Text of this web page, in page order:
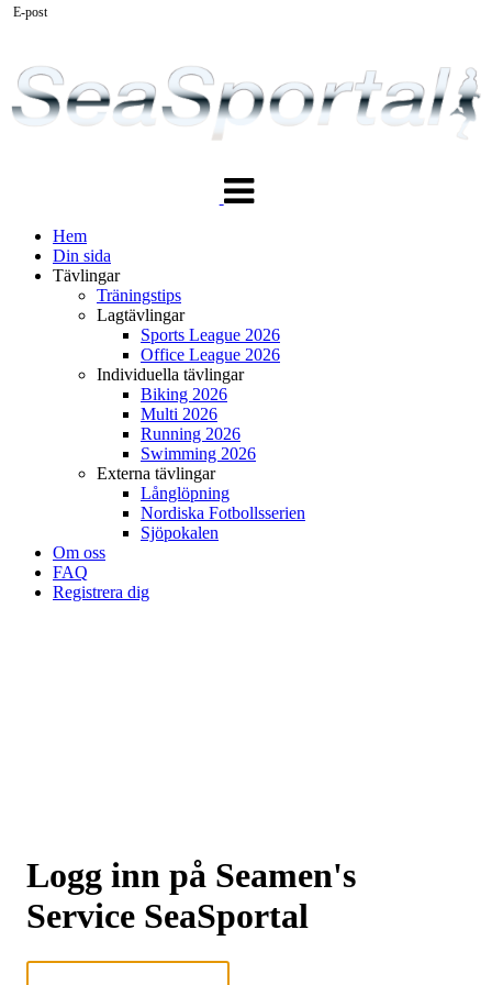
navigering
Hem
Din sida
Tävlingar
Träningstips
Lagtävlingar
Sports League 2026
Office League 2026
Individuella tävlingar
Biking 2026
Multi 2026
Running 2026
Swimming 2026
Externa tävlingar
Långlöpning
Nordiska Fotbollsserien
Sjöpokalen
Om oss
FAQ
Registrera dig
Logg inn på Seamen's
Service SeaSportal
E-post